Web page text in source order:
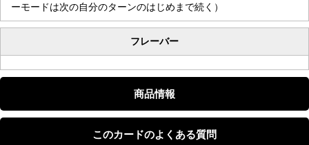
ーモードは次の自分のターンのはじめまで続く）
フレーバー
商品情報
このカードのよくある質問